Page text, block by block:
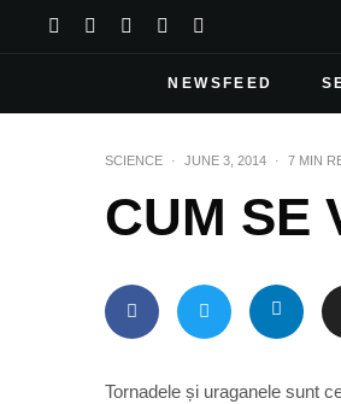
NEWSFEED
SCIENCE · JUNE 3, 2014 · 7 MIN
CUM SE
Tornadele și uraganele sunt